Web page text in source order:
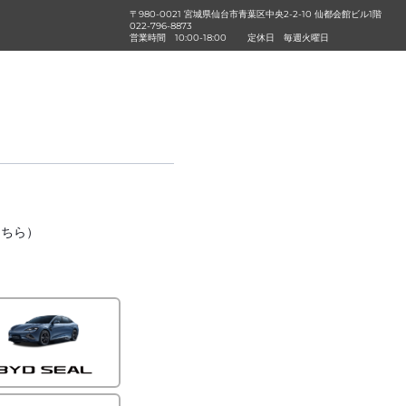
〒980-0021 宮城県仙台市青葉区中央2-2-10 仙都会館ビル1階
022-796-8873
営業時間
10:00-18:00 定休日 毎週火曜日
ら）